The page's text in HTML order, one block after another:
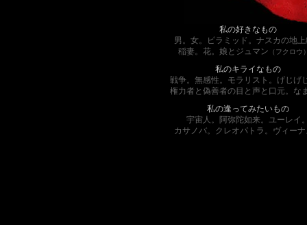
私の好きなもの
男。女。ピラミッド。ナスカの地
稲妻。花。娘とジュマン （フクロウ
私のキライなもの
戦争。無感性。モラリスト。げじげ
権力者と偽善者の目と声と口元。な
私の逢ってみたいもの
宇宙人。阿弥陀如来。ユーレイ
カサノバ。クレオパトラ。ヴィー